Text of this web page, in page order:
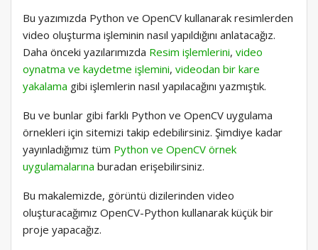
Bu yazımızda Python ve OpenCV kullanarak resimlerden
video oluşturma işleminin nasıl yapıldığını anlatacağız.
Daha önceki yazılarımızda Resim işlemlerini, video
oynatma ve kaydetme işlemini, videodan bir kare
yakalama gibi işlemlerin nasıl yapılacağını yazmıştık.
Bu ve bunlar gibi farklı Python ve OpenCV uygulama
örnekleri için sitemizi takip edebilirsiniz. Şimdiye kadar
yayınladığımız tüm Python ve OpenCV örnek
uygulamalarına buradan erişebilirsiniz.
Bu makalemizde, görüntü dizilerinden video
oluşturacağımız OpenCV-Python kullanarak küçük bir
proje yapacağız.